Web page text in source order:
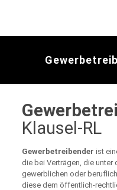
Klausel-RL
Gewerbetreibender ist
die bei Verträgen, die unter
gewerblichen oder
diese dem öffentlich-